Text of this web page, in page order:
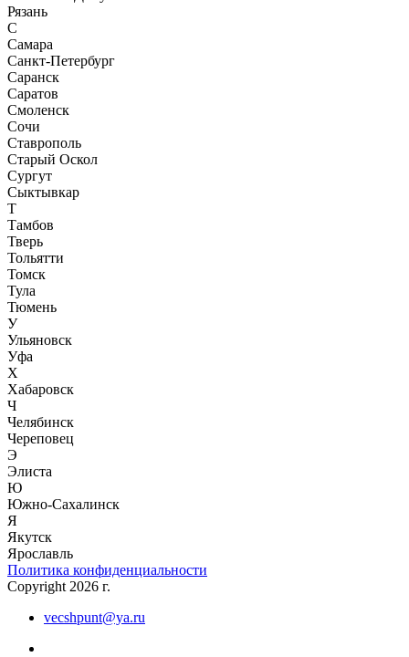
Рязань
С
Самара
Санкт-Петербург
Саранск
Саратов
Смоленск
Сочи
Ставрополь
Старый Оскол
Сургут
Сыктывкар
Т
Тамбов
Тверь
Тольятти
Томск
Тула
Тюмень
У
Ульяновск
Уфа
Х
Хабаровск
Ч
Челябинск
Череповец
Э
Элиста
Ю
Южно-Сахалинск
Я
Якутск
Ярославль
Политика конфиденциальности
Copyright 2026 г.
vecshpunt@ya.ru